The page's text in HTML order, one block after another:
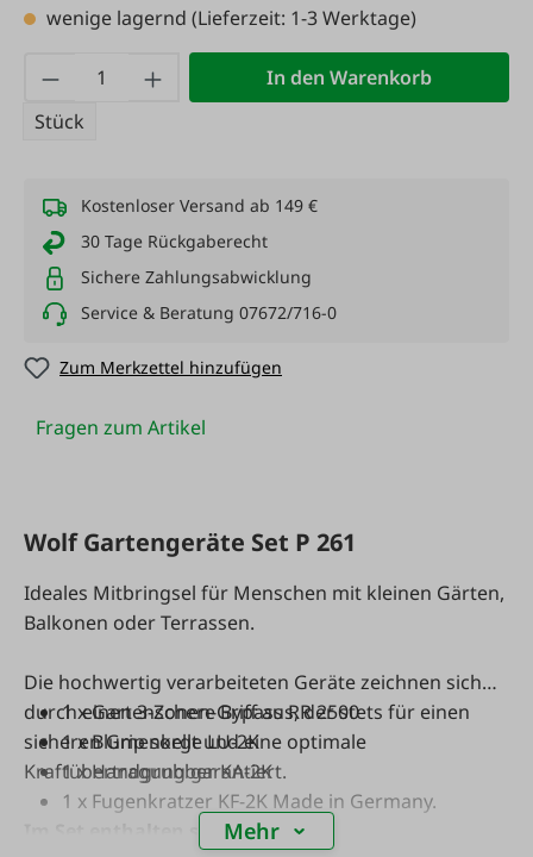
wenige lagernd (Lieferzeit: 1-3 Werktage)
Produkt Anzahl: Gib den gewünschten
Stück
In den Warenkorb
Kostenloser Versand ab 149 €
30 Tage Rückgaberecht
Sichere Zahlungsabwicklung
Service & Beratung 07672/716-0
Zum Merkzettel hinzufügen
Fragen zum Artikel
Wolf Gartengeräte Set P 261
Ideales Mitbringsel für Menschen mit kleinen Gärten,
Balkonen oder Terrassen.
Die hochwertig verarbeiteten Geräte zeichnen sich
durch einen 3-Zonen-Griff aus, der stets für einen
sicheren Grip sorgt und eine optimale
Kraftübertragung garantiert.
Im Set enthalten sind:
1 x Gartenschere Bypass RR 2500
1 x Blumenkelle LU-2K
1 x Handgrubber KA-2K
1 x Fugenkratzer KF-2K Made in Germany.
Mehr